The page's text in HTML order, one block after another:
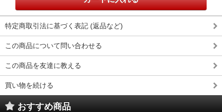
特定商取引法に基づく表記 (返品など)
この商品について問い合わせる
この商品を友達に教える
買い物を続ける
おすすめ商品